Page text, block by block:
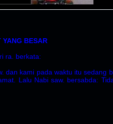
YANG BESAR
ra. berkata:
dan kami pada waktu itu
Lalu Nabi saw. bersabda: